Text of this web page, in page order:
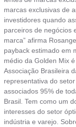
marcas exclusivas de
investidores quando
parceiros de negócios
marca” afirma
payback estimado em
médio da Golden Mix
Associação Brasileira
representativa do
associados 95% de
Brasil. Tem como um
interesses do setor
indústria e varejo.